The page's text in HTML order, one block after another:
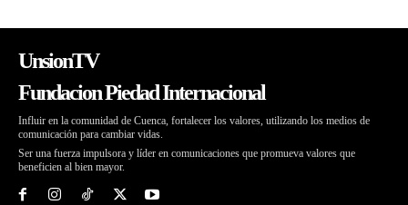
UnsionTV
Fundacion Piedad Internacional
Influir en la comunidad de Cuenca, fortalecer los valores, utilizando los medios de
comunicación para cambiar vidas.
Ser una fuerza impulsora y líder en comunicaciones que promueva valores que
beneficien al bien mayor.